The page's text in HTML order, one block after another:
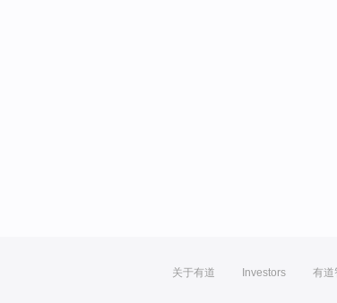
关于有道 Investors 有道